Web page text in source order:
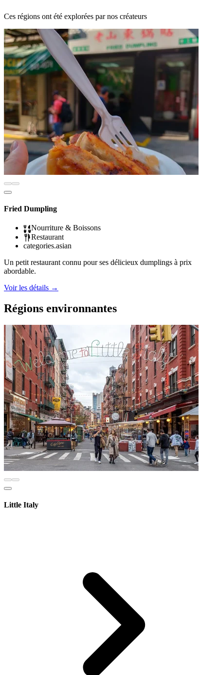
Ces régions ont été explorées par nos créateurs
Fried Dumpling
Nourriture & Boissons
Restaurant
categories.asian
Un petit restaurant connu pour ses délicieux dumplings à prix
abordable.
Voir les détails →
Régions environnantes
Little Italy